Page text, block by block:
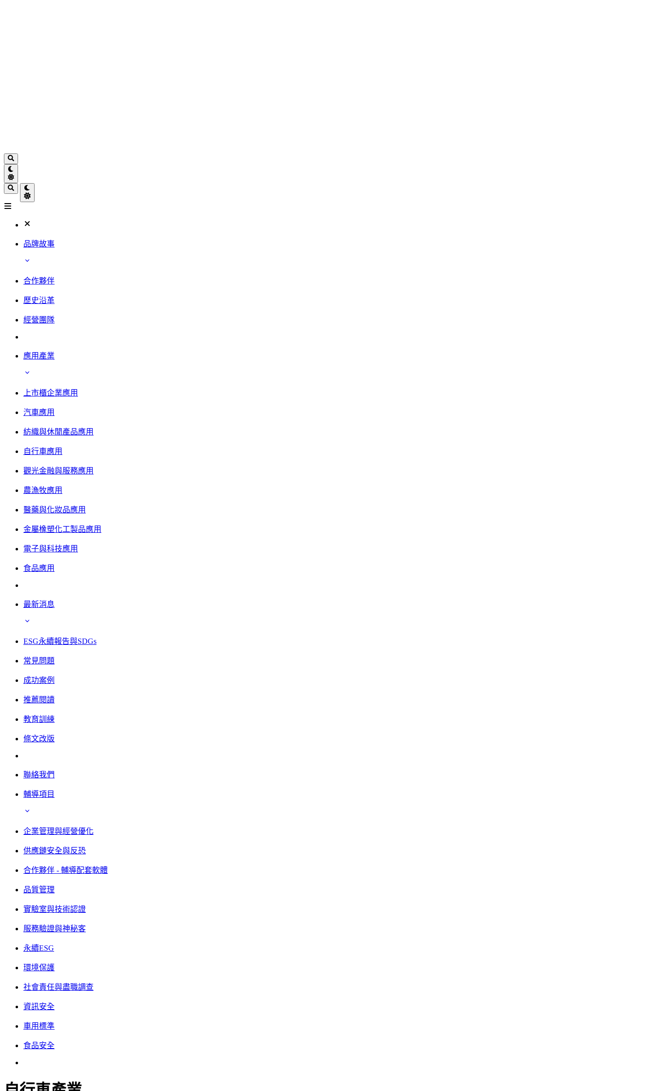
品牌故事
合作夥伴
歷史沿革
經營團隊
應用產業
上市櫃企業應用
汽車應用
紡織與休閒產品應用
自行車應用
觀光金融與服務應用
農漁牧應用
醫藥與化妝品應用
金屬橡塑化工製品應用
電子與科技應用
食品應用
最新消息
ESG永續報告與SDGs
常見問題
成功案例
推薦閱讀
教育訓練
條文改版
聯絡我們
輔導項目
企業管理與經營優化
供應鏈安全與反恐
合作夥伴 - 輔導配套軟體
品質管理
實驗室與技術認證
服務驗證與神秘客
永續ESG
環境保護
社會責任與盡職調查
資訊安全
車用標準
食品安全